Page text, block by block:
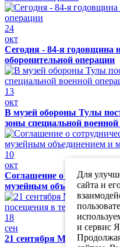
24
окт
Сегодня - 84-я годовщина
оборонительной операции
13
окт
В музей обороны Тулы
зоны специальной
10
окт
Соглашение о
музейным объединением
18
сен
21 сентября Музей
Для
сайта и
и сервис